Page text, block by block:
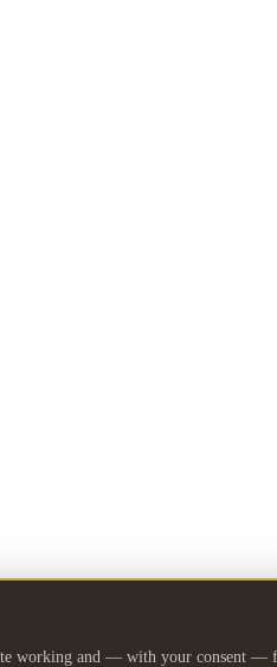
working and — with your consent —